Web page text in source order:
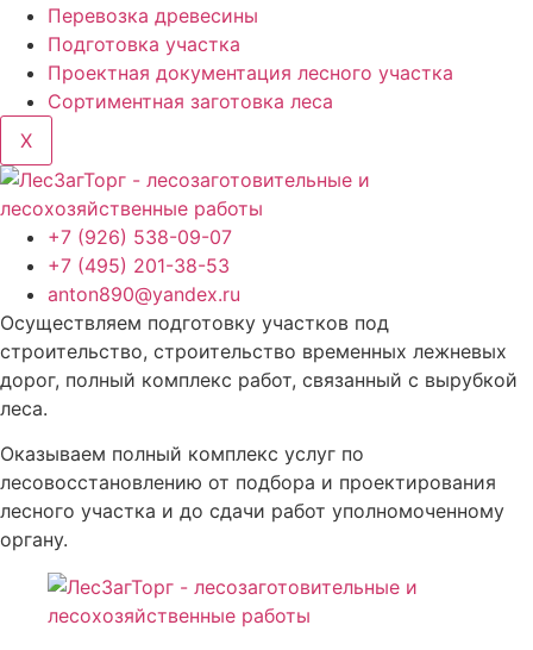
Перевозка древесины
Подготовка участка
Проектная документация лесного участка
Сортиментная заготовка леса
X
+7 (926) 538-09-07
+7 (495) 201-38-53
anton890@yandex.ru
Осуществляем подготовку участков под
строительство, строительство временных лежневых
дорог, полный комплекс работ, связанный с вырубкой
леса.
Оказываем полный комплекс услуг по
лесовосстановлению от подбора и проектирования
лесного участка и до сдачи работ уполномоченному
органу.